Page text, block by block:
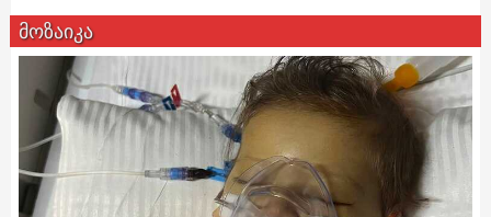
მოზაიკა